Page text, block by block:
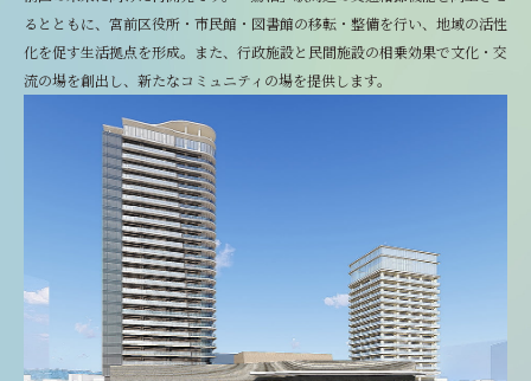
るとともに、宮前区役所・市民館・図書館の移転・整備を行い、地域の活性
化を促す生活拠点を形成。また、行政施設と民間施設の相乗効果で文化・交
流の場を創出し、新たなコミュニティの場を提供します。